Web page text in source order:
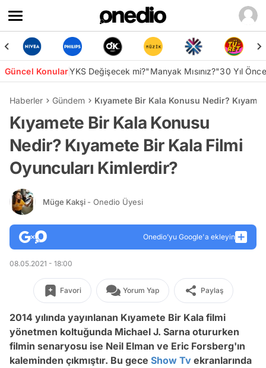
Güncel KonularYKS Değişecek mi?"Manyak Mısınız?"30 Yıl
Haberler Gündem Kıyamete Bir Kala Konusu Nedir?
Kıyamete Bir Kala Konusu
Nedir? Kıyamete Bir Kala Filmi
Oyuncuları Kimlerdir?
Müge Kakşi - Onedio Üyesi
Onedio’yu Google'a ekleyin
08.05.2021 - 18:00
Favori Yorum Yap Paylaş
2014 yılında yayınlanan Kıyamete Bir Kala filmi
yönetmen koltuğunda Michael J. Sarna otururken
filmin senaryosu ise Neil Elman ve Eric Forsberg'ın
kaleminden çıkmıştır. Bu gece Show Tv ekranlarında